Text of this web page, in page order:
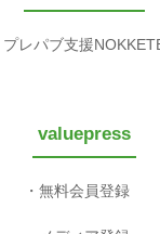
プレパブ支援
valuepress
無料会員登録